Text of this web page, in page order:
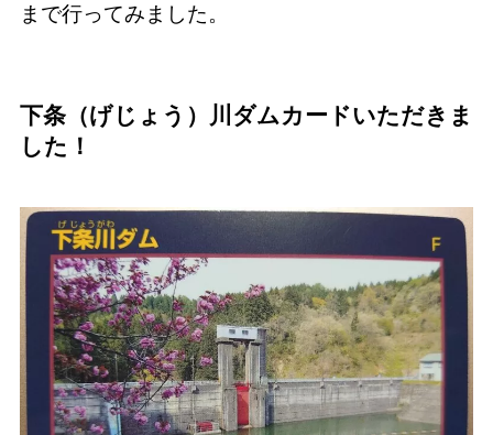
まで行ってみました。
下条（げじょう）川ダムカードいただきま
した！